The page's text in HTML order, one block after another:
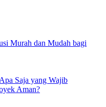
Murah dan Mudah bagi
Saja yang Wajib
Aman?